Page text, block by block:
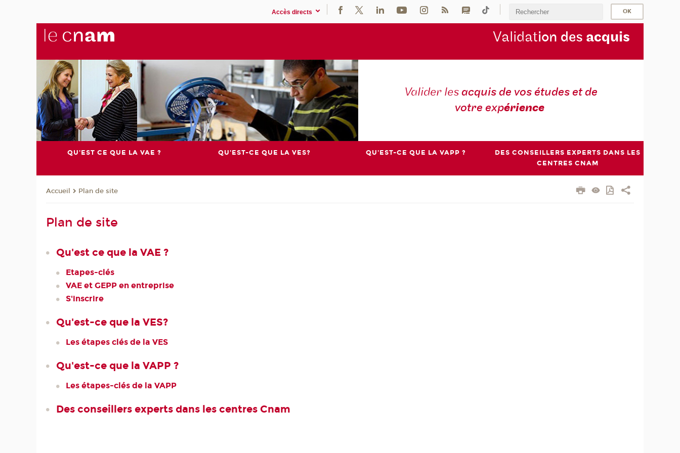
Accès directs
Validation des acquis
Valider lesacquis de vos études et de
votre expérience
QU'EST CE QUE LA VAE ? QU'EST-CE QUE LA VES? QU'EST-CE QUE LA VAPP ?
DES CONSEILLERS EXPERTS DANS LES
CENTRES CNAM
Accueil Plan de site
Plan de site
Qu'est ce que la VAE ?
Etapes-clés
VAE et GEPP en entreprise
S'inscrire
Qu'est-ce que la VES?
Les étapes clés de la VES
Qu'est-ce que la VAPP ?
Les étapes-clés de la VAPP
Des conseillers experts dans les centres Cnam